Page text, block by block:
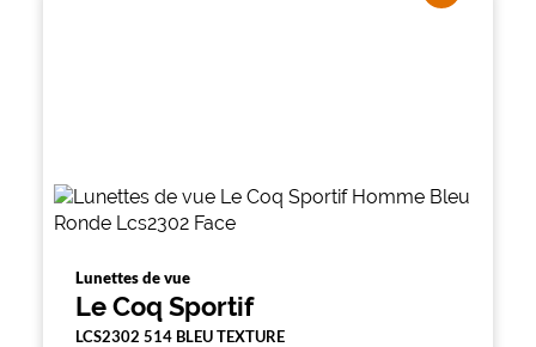
Lunettes de vue
Le Coq Sportif
LCS2302 514 BLEU TEXTURE